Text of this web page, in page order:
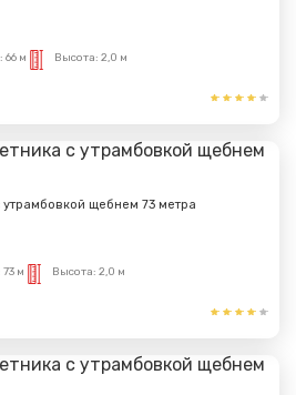
66 м Высота: 2,0 м
щебнем 73 метра
73 м Высота: 2,0 м